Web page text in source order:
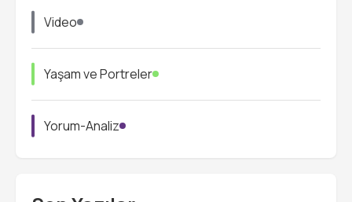
Video
Yaşam ve Portreler
Yorum-Analiz